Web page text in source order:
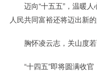
迈向“十五五”，温暖人
人民共同富裕还将迈出新的
胸怀凌云志，关山度若
“十四五”即将圆满收官